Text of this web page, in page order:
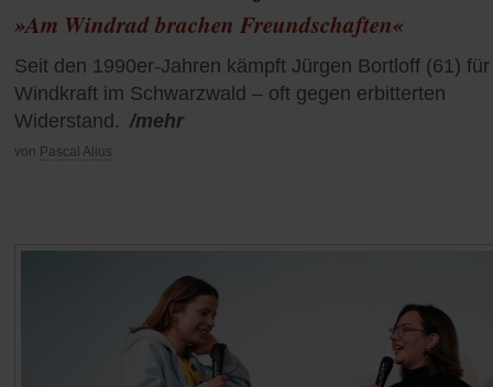
»Am Windrad brachen Freundschaften«
Seit den 1990er-Jahren kämpft Jürgen Bortloff (61) für
Windkraft im Schwarzwald – oft gegen erbitterten
Widerstand. /mehr
von Pascal Alius